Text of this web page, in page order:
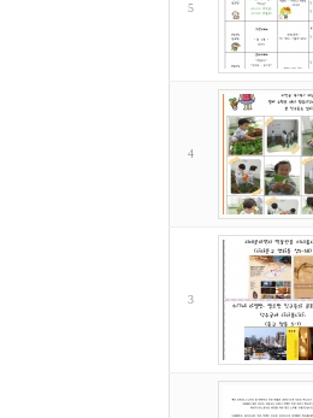
5
4
3